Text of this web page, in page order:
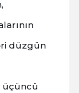
düzgün
üçüncü